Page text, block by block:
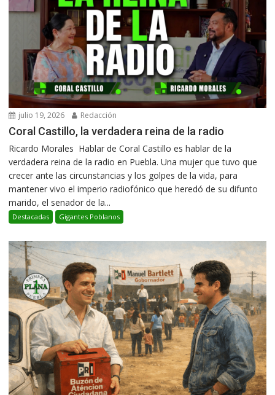
julio 19, 2026 Redacción
Coral Castillo, la verdadera reina de la radio
Ricardo Morales Hablar de Coral Castillo es hablar de la
verdadera reina de la radio en Puebla. Una mujer que tuvo que
crecer ante las circunstancias y los golpes de la vida, para
mantener vivo el imperio radiofónico que heredó de su difunto
marido, el senador de la...
Destacadas Gigantes Poblanos